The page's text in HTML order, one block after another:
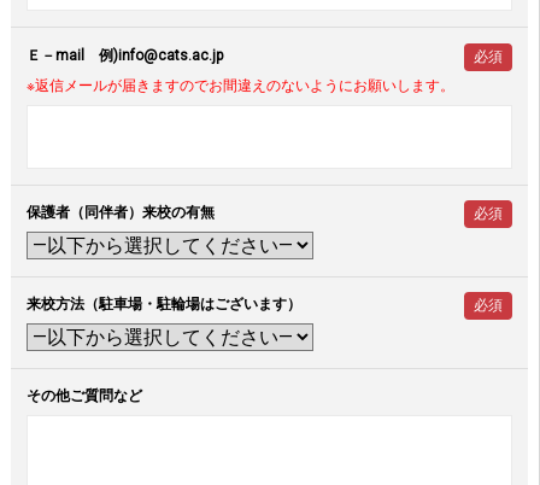
Ｅ－mail 例)info@cats.ac.jp
必須
※返信メールが届きますのでお間違えのないようにお願いします。
保護者（同伴者）来校の有無 必須
来校方法（駐車場・駐輪場はございます） 必須
その他ご質問など